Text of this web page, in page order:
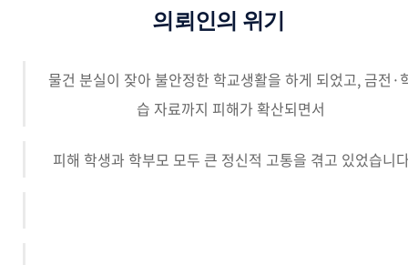
의뢰인의 위기
물건 분실이 잦아 불안정한 학교생활을 하게 되었고, 금전·
습 자료까지 피해가 확산되면서
피해 학생과 학부모 모두 큰 정신적 고통을 겪고 있었습니